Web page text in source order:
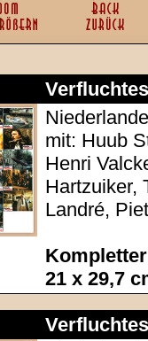
mit: Huub
Henri
Hartzuiker,
Landré,
21 x 29,7